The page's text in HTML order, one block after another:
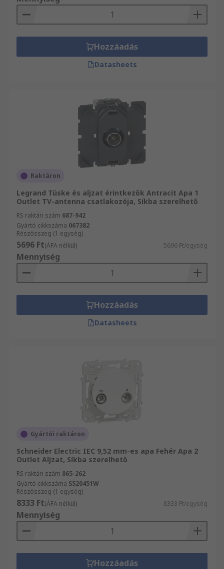
mindenképpen részesülhet másnapi szállítási
szolgáltatásunkból. Biztosak vagyunk abban,
hogy termékkínálatunkban megtalálja az
igényeinek megfelelő termékeket.
Hozzáadás
Datasheets
Raktáron
Legrand Tüske és aljzat érintkezők Antracit Apa 1
Outlet TV-antenna csatlakozója, Síkba szerelhető
RS raktári szám 687-942
Gyártó cikkszáma 067382
Részösszeg (1 egység)
5696 Ft(ÁFA nélkül) 5696 Ft/egység
Mennyiség
Hozzáadás
Datasheets
Gyártói raktáron
Schneider Electric IEC 9,52 mm-es apa Fehér Apa 2
Outlet Aljzat, Síkba szerelhető
RS raktári szám 865-262
Gyártó cikkszáma S520451W
Részösszeg (1 egység)
8333 Ft(ÁFA nélkül) 8333 Ft/egység
Mennyiség
Hozzáadás